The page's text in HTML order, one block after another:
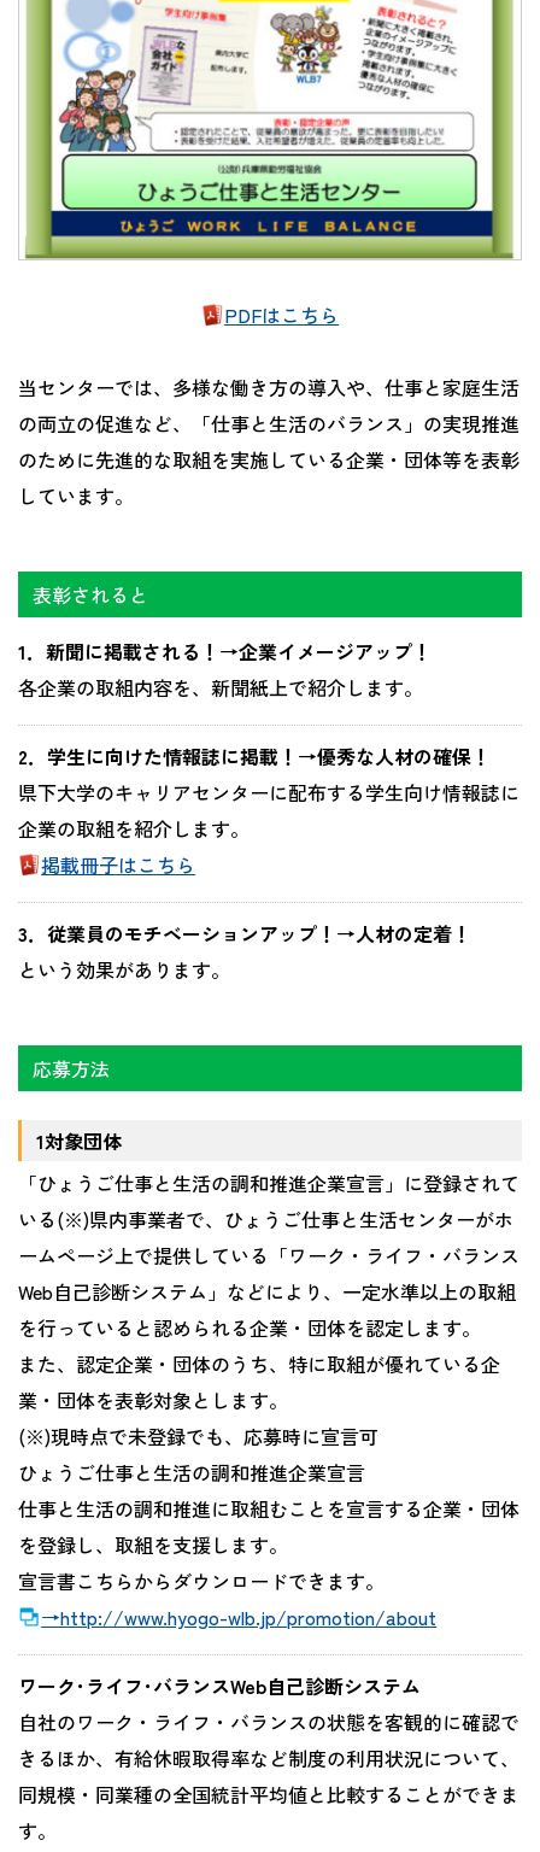
PDFはこちら
当センターでは、多様な働き方の導入や、仕事と家庭生活
の両立の促進など、「仕事と生活のバランス」の実現推進
のために先進的な取組を実施している企業・団体等を表彰
しています。
表彰されると
1．新聞に掲載される！→企業イメージアップ！
各企業の取組内容を、新聞紙上で紹介します。
2．学生に向けた情報誌に掲載！→優秀な人材の確保！
県下大学のキャリアセンターに配布する学生向け情報誌に
企業の取組を紹介します。
掲載冊子はこちら
3．従業員のモチベーションアップ！→人材の定着！
という効果があります。
応募方法
1対象団体
「ひょうご仕事と生活の調和推進企業宣言」に登録されて
いる(※)県内事業者で、ひょうご仕事と生活センターがホ
ームページ上で提供している「ワーク・ライフ・バランス
Web自己診断システム」などにより、一定水準以上の取組
を行っていると認められる企業・団体を認定します。
また、認定企業・団体のうち、特に取組が優れている企
業・団体を表彰対象とします。
(※)現時点で未登録でも、応募時に宣言可
ひょうご仕事と生活の調和推進企業宣言
仕事と生活の調和推進に取組むことを宣言する企業・団体
を登録し、取組を支援します。
宣言書こちらからダウンロードできます。
→http://www.hyogo-wlb.jp/promotion/about
ワーク･ライフ･バランスWeb自己診断システム
自社のワーク・ライフ・バランスの状態を客観的に確認で
きるほか、有給休暇取得率など制度の利用状況について、
同規模・同業種の全国統計平均値と比較することができま
す。